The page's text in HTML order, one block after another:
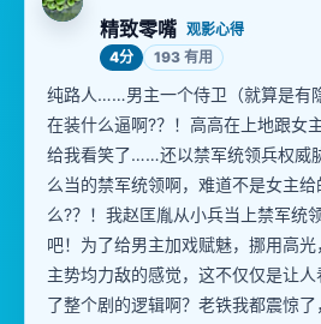
精致零嘴 观影心得
4分
193 有用
纯路人……男主一个侍卫（就算是有
在装什么逼啊?？！高高在上地跟女
给我看笑了……还以禁军统领兵权威
么当的禁军统领啊，难道不是女主
么?？！我赵匡胤从小兵当上禁军统
吧！为了给男主加戏赋魅，挪用高
主势均力敌的感觉，这不仅仅是让
了整个剧的逻辑啊？老铁我都震惊了